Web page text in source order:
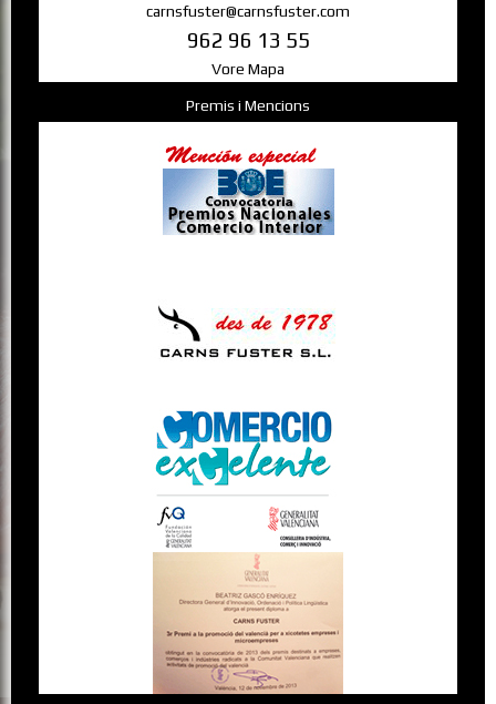
carnsfuster@carnsfuster.com
962 96 13 55
Vore Mapa
Premis i Mencions